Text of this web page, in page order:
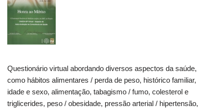
Questionário virtual abordando diversos aspectos da saúde,
como hábitos alimentares / perda de peso, histórico familiar,
idade e sexo, alimentação, tabagismo / fumo, colesterol e
triglicerides, peso / obesidade, pressão arterial / hipertensão,